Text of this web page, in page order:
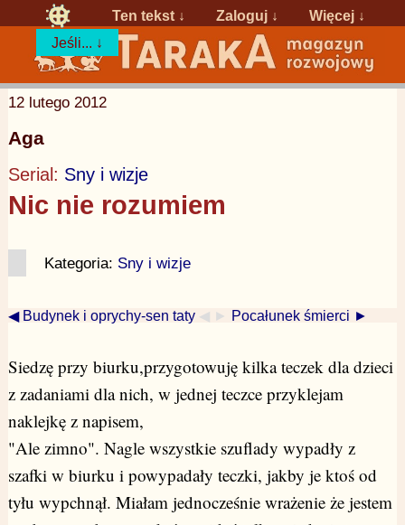
Ten tekst ↓ Zaloguj ↓
Więcej ↓
Jeśli... ↓
12 lutego 2012
Aga
Serial: Sny i wizje
Nic nie rozumiem
Kategoria: Sny i wizje
◀ Budynek i oprychy-sen taty ◀ ► Pocałunek śmierci ►
Siedzę przy biurku,przygotowuję kilka teczek dla dzieci
z zadaniami dla nich, w jednej teczce przyklejam
naklejkę z napisem,
"Ale zimno". Nagle wszystkie szuflady wypadły z
szafki w biurku i powypadały teczki, jakby je ktoś od
tyłu wypchnął. Miałam jednocześnie wrażenie że jestem